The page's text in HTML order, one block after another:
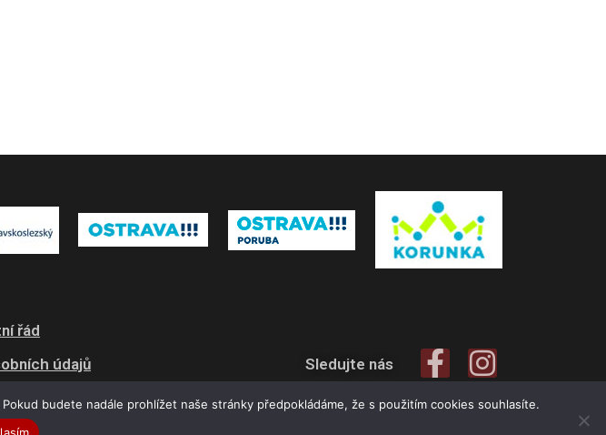
řád
údajů
podmínky
Sledujte nás
budete nadále prohlížet naše stránky předpokládáme, že s použitím cookies souhlasíte.